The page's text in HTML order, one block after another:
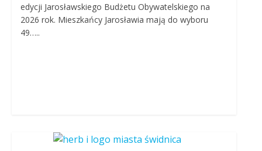
edycji Jarosławskiego Budżetu Obywatelskiego na
2026 rok. Mieszkańcy Jarosławia mają do wyboru
49…..